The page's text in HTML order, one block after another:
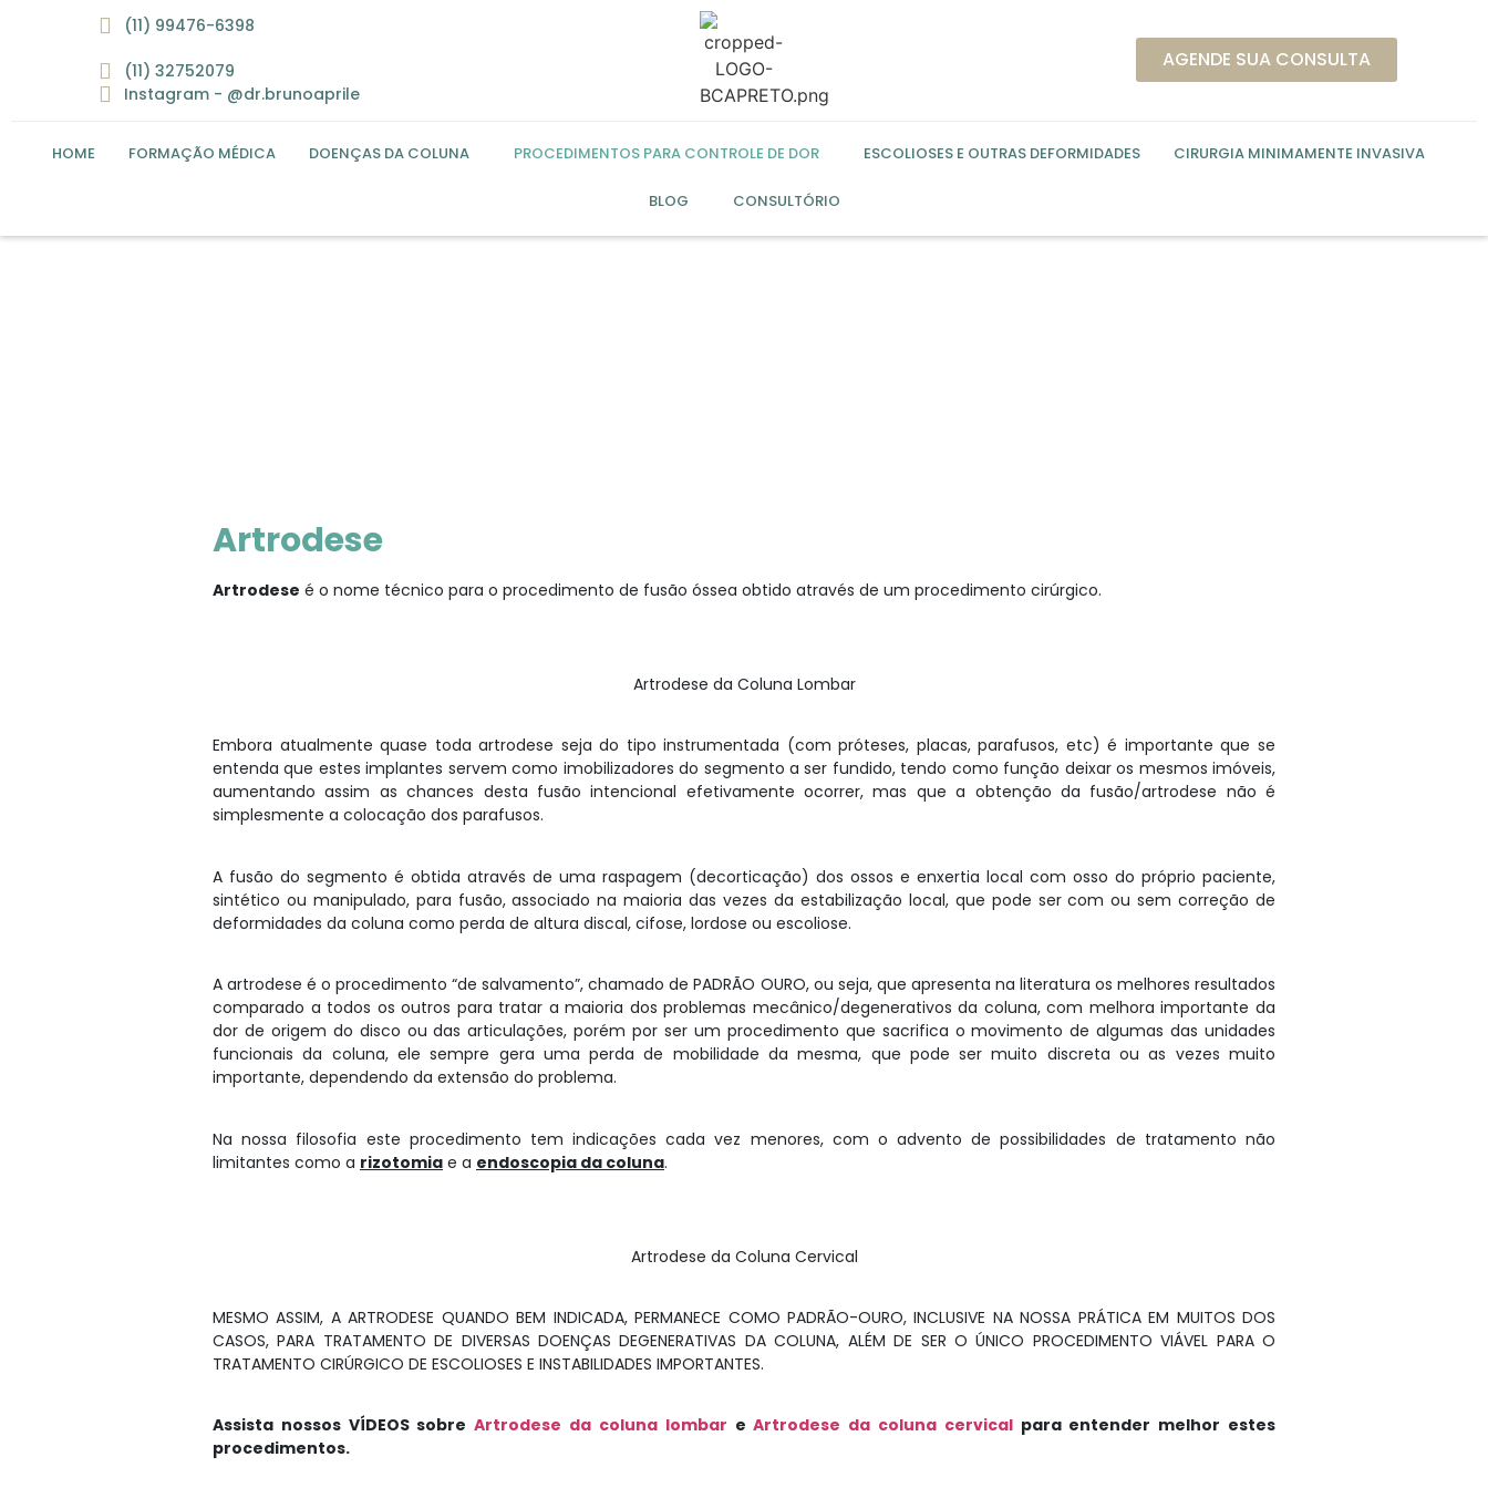
(11) 99476-6398
(11) 32752079
Instagram - @dr.brunoaprile
AGENDE SUA CONSULTA
HOME FORMAÇÃO MÉDICA DOENÇAS DA COLUNA PROCEDIMENTOS PARA CONTROLE DE DOR ESCOLIOSES E OUTRAS DEFORMIDADES CIRURGIA MINIMAMENTE INVASIVA
BLOG CONSULTÓRIO
Artrodese
Artrodese é o nome técnico para o procedimento de fusão óssea obtido através de um procedimento cirúrgico.
Artrodese da Coluna Lombar
Embora atualmente quase toda artrodese seja do tipo instrumentada (com próteses, placas, parafusos, etc) é importante que se
entenda que estes implantes servem como imobilizadores do segmento a ser fundido, tendo como função deixar os mesmos imóveis,
aumentando assim as chances desta fusão intencional efetivamente ocorrer, mas que a obtenção da fusão/artrodese não é
simplesmente a colocação dos parafusos.
A fusão do segmento é obtida através de uma raspagem (decorticação) dos ossos e enxertia local com osso do próprio paciente,
sintético ou manipulado, para fusão, associado na maioria das vezes da estabilização local, que pode ser com ou sem correção de
deformidades da coluna como perda de altura discal, cifose, lordose ou escoliose.
A artrodese é o procedimento “de salvamento”, chamado de PADRÃO OURO, ou seja, que apresenta na literatura os melhores resultados
comparado a todos os outros para tratar a maioria dos problemas mecânico/degenerativos da coluna, com melhora importante da
dor de origem do disco ou das articulações, porém por ser um procedimento que sacrifica o movimento de algumas das unidades
funcionais da coluna, ele sempre gera uma perda de mobilidade da mesma, que pode ser muito discreta ou as vezes muito
importante, dependendo da extensão do problema.
Na nossa filosofia este procedimento tem indicações cada vez menores, com o advento de possibilidades de tratamento não
limitantes como a rizotomia e a endoscopia da coluna.
Artrodese da Coluna Cervical
MESMO ASSIM, A ARTRODESE QUANDO BEM INDICADA, PERMANECE COMO PADRÃO-OURO, INCLUSIVE NA NOSSA PRÁTICA EM MUITOS DOS
CASOS, PARA TRATAMENTO DE DIVERSAS DOENÇAS DEGENERATIVAS DA COLUNA, ALÉM DE SER O ÚNICO PROCEDIMENTO VIÁVEL PARA O
TRATAMENTO CIRÚRGICO DE ESCOLIOSES E INSTABILIDADES IMPORTANTES.
Assista nossos VÍDEOS sobreArtrodese da coluna lombar eArtrodese da coluna cervicalpara entender melhor estes
procedimentos.